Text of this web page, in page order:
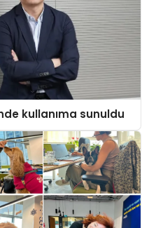
kullanıma sunuldu